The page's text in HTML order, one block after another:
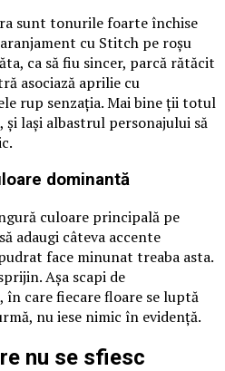
sunt tonurile foarte închise
cu Stitch pe roșu
ca să fiu sincer, parcă rătăcit
asociază aprilie cu
rup senzația. Mai bine ții totul
lași albastrul personajului să
dominantă
culoare principală pe
adaugi câteva accente
face minunat treaba asta.
Așa scapi de
în care fiecare floare se luptă
nu iese nimic în evidență.
nu se sfiesc